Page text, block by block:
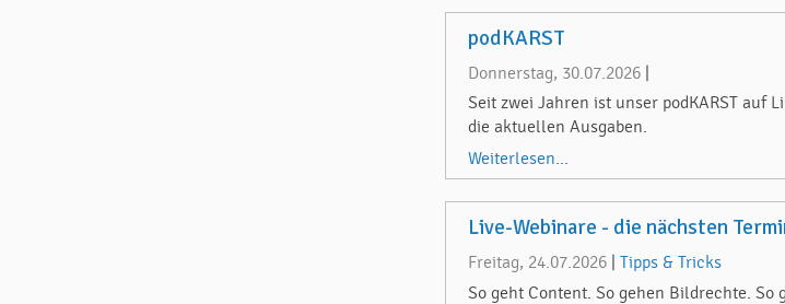
podKARST
Donnerstag, 30.07.2026
Seit zwei Jahren ist unser podKARST auf
die aktuellen Ausgaben.
Weiterlesen...
Live-Webinare - die nächsten
Freitag, 24.07.2026 |Tipps & Tricks
So geht Content. So gehen Bildrechte. So